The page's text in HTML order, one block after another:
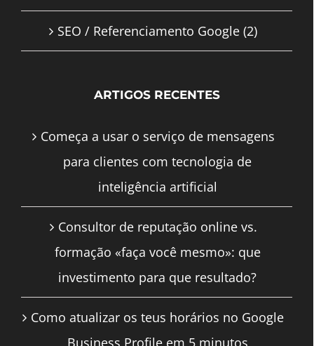
SEO / Referenciamento Google (2)
ARTIGOS RECENTES
Começa a usar o serviço de mensagens
para clientes com tecnologia de
inteligência artificial
Consultor de reputação online vs.
formação «faça você mesmo»: que
investimento para que resultado?
Como atualizar os teus horários no Google
Business Profile em 5 minutos